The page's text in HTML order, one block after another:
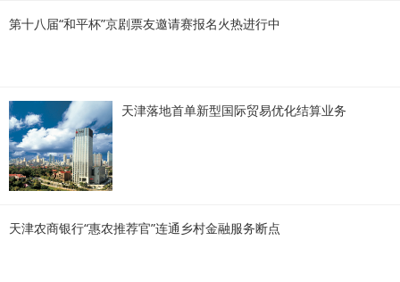
第十八届“和平杯”京剧票友邀请赛报名火热进行中
天津落地首单新型国际贸易优化结算业务
天津农商银行“惠农推荐官”连通乡村金融服务断点